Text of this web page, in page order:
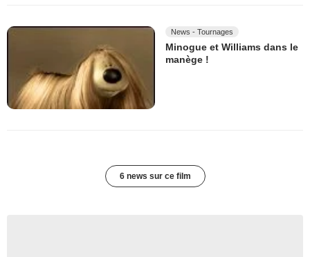
News - Tournages
Minogue et Williams dans le
manège !
6 news sur ce film